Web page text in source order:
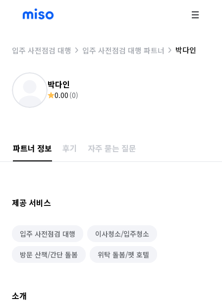
입주 사전점검 대행 입주 사전점검 대행 파트너 박다인
박다인
0.00 (0)
파트너 정보 후기 자주 묻는 질문
제공 서비스
입주 사전점검 대행 이사청소/입주청소
방문 산책/간단 돌봄 위탁 돌봄/펫 호텔
소개